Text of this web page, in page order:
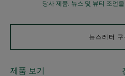
당사 제품, 뉴스 및 뷰티 조언
뉴스레터 구
제품 보기